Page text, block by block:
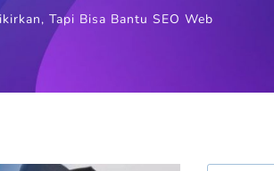
Tapi Bisa Bantu SEO Web